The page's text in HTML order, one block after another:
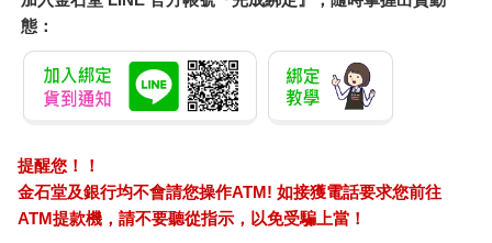
態：
提醒您！！
金石堂及銀行均不會請您操作ATM! 如接獲電話要求您前往
ATM提款機，請不要聽從指示，以免受騙上當！